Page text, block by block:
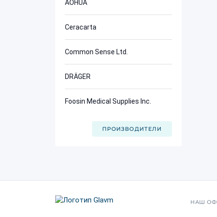
AOHUA
Ceracarta
Common Sense Ltd.
DRÄGER
Foosin Medical Supplies Inc.
ПРОИЗВОДИТЕЛИ
НАШ